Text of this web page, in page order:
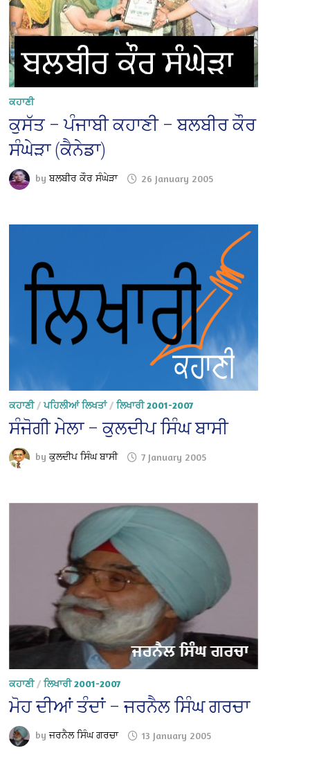
ਕਹਾਣੀ
ਕੁਸੱਤ – ਪੰਜਾਬੀ ਕਹਾਣੀ – ਬਲਬੀਰ ਕੌਰ
ਸੰਘੇੜਾ (ਕੈਨੇਡਾ)
byਬਲਬੀਰ ਕੌਰ ਸੰਘੇੜਾ 26 January 2005
ਕਹਾਣੀ/ਪਹਿਲੀਆਂ ਲਿਖਤਾਂ/ਲਿਖਾਰੀ 2001-2007
ਸੰਜੋਗੀ ਮੇਲਾ – ਕੁਲਦੀਪ ਸਿੰਘ ਬਾਸੀ
byਕੁਲਦੀਪ ਸਿੰਘ ਬਾਸੀ 7 January 2005
ਕਹਾਣੀ/ਲਿਖਾਰੀ 2001-2007
ਮੋਹ ਦੀਆਂ ਤੰਦਾਂ – ਜਰਨੈਲ ਸਿੰਘ ਗਰਚਾ
byਜਰਨੈਲ ਸਿੰਘ ਗਰਚਾ 13 January 2005